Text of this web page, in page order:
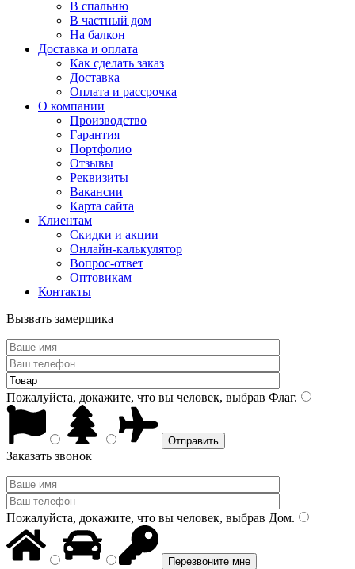
В спальню
В частный дом
На балкон
Доставка и оплата
Как сделать заказ
Доставка
Оплата и рассрочка
О компании
Производство
Гарантия
Портфолио
Отзывы
Реквизиты
Вакансии
Карта сайта
Клиентам
Скидки и акции
Онлайн-калькулятор
Вопрос-ответ
Оптовикам
Контакты
Вызвать замерщика
Пожалуйста, докажите, что вы человек, выбрав Флаг.
Заказать звонок
Пожалуйста, докажите, что вы человек, выбрав Дом.